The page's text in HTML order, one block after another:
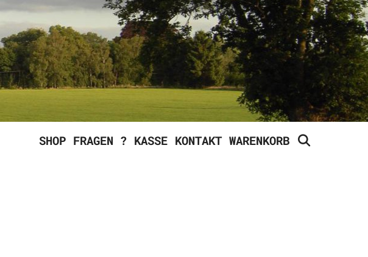
SHOP FRAGEN ? KASSE KONTAKT WARENKORB